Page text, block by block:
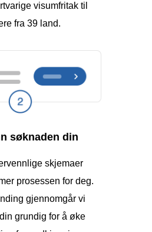
visumfritak til
fra 39 land.
søknaden din
skjemaer
prosessen for deg.
gjennomgår vi
grundig for å øke